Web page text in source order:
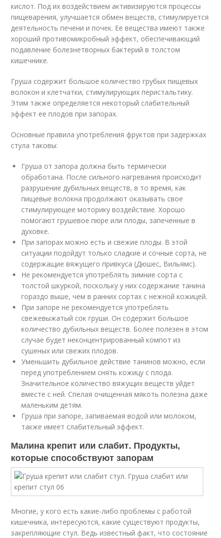
кислот. Под их воздействием активизируются процессы
пищеварения, улучшается обмен веществ, стимулируется
деятельность печени и почек. Ее вещества имеют также
хороший противомикробный эффект, обеспечивающий
подавление болезнетворных бактерий в толстом
кишечнике.
Груша содержит большое количество грубых пищевых
волокон и клетчатки, стимулирующих перистальтику.
Этим также определяется некоторый слабительный
эффект ее плодов при запорах.
Основные правила употребления фруктов при задержках
стула таковы:
Груша от запора должна быть термически
обработана. После сильного нагревания происходит
разрушение дубильных веществ, в то время, как
пищевые волокна продолжают оказывать свое
стимулирующее моторику воздействие. Хорошо
помогают грушевое пюре или плоды, запеченные в
духовке.
При запорах можно есть и свежие плоды. В этой
ситуации подойдут только сладкие и сочные сорта, не
содержащие вяжущего привкуса (Дюшес, Вильямс).
Не рекомендуется употреблять зимние сорта с
толстой шкуркой, поскольку у них содержание танина
гораздо выше, чем в ранних сортах с нежной кожицей.
При запоре не рекомендуется употреблять
свежевыжатый сок груши. Он содержит большое
количество дубильных веществ. Более полезен в этом
случае будет неконцентрированный компот из
сушеных или свежих плодов.
Уменьшить дубильное действие танинов можно, если
перед употреблением снять кожицу с плода.
Значительное количество вяжущих веществ уйдет
вместе с ней. Спелая очищенная мякоть полезна даже
маленьким детям.
Груша при запоре, запиваемая водой или молоком,
также имеет слабительный эффект.
Малина крепит или слабит. Продукты,
которые способствуют запорам
Многие, у кого есть какие-либо проблемы с работой
кишечника, интересуются, какие существуют продукты,
закрепляющие стул. Ведь известный факт, что состояние